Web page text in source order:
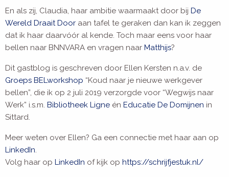
En als zij, Claudia, haar ambitie waarmaakt door bij De
Wereld Draait Door aan tafel te geraken dan kan ik zeggen
dat ik haar daarvóór al kende. Toch maar eens voor haar
bellen naar BNNVARA en vragen naar Matthijs?
Dit gastblog is geschreven door Ellen Kersten n.a.v. de
Groeps BELworkshop “Koud naar je nieuwe werkgever
bellen”, die ik op 2 juli 2019 verzorgde voor “Wegwijs naar
Werk” i.s.m. Bibliotheek Ligne én Educatie De Domijnen in
Sittard.
Meer weten over Ellen? Ga een connectie met haar aan op
LinkedIn.
Volg haar op LinkedIn of kijk op https://schrijfjestuk.nl/